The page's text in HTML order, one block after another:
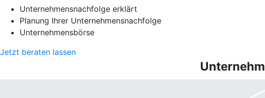
Unternehmensnachfolge erklärt
Planung Ihrer Unternehmensnachfolge
Unternehmensbörse
Jetzt beraten lassen